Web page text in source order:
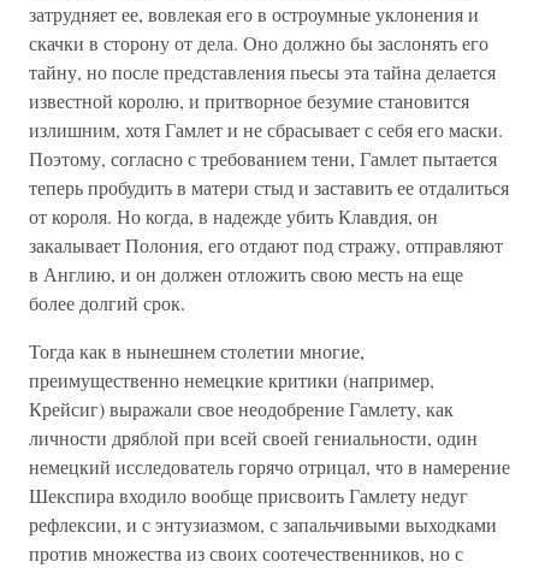
затрудняет ее, вовлекая его в остроумные уклонения и
скачки в сторону от дела. Оно должно бы заслонять его
тайну, но после представления пьесы эта тайна делается
известной королю, и притворное безумие становится
излишним, хотя Гамлет и не сбрасывает с себя его маски.
Поэтому, согласно с требованием тени, Гамлет пытается
теперь пробудить в матери стыд и заставить ее отдалиться
от короля. Но когда, в надежде убить Клавдия, он
закалывает Полония, его отдают под стражу, отправляют
в Англию, и он должен отложить свою месть на еще
более долгий срок.
Тогда как в нынешнем столетии многие,
преимущественно немецкие критики (например,
Крейсиг) выражали свое неодобрение Гамлету, как
личности дряблой при всей своей гениальности, один
немецкий исследователь горячо отрицал, что в намерение
Шекспира входило вообще присвоить Гамлету недуг
рефлексии, и с энтузиазмом, с запальчивыми выходками
против множества из своих соотечественников, но с